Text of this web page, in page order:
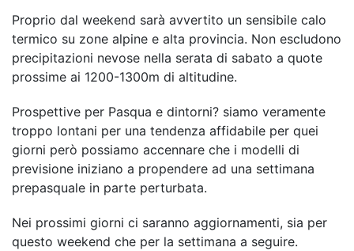
Proprio dal weekend sarà avvertito un sensibile calo
termico su zone alpine e alta provincia. Non escludono
precipitazioni nevose nella serata di sabato a quote
prossime ai 1200-1300m di altitudine.
Prospettive per Pasqua e dintorni? siamo veramente
troppo lontani per una tendenza affidabile per quei
giorni però possiamo accennare che i modelli di
previsione iniziano a propendere ad una settimana
prepasquale in parte perturbata.
Nei prossimi giorni ci saranno aggiornamenti, sia per
questo weekend che per la settimana a seguire.